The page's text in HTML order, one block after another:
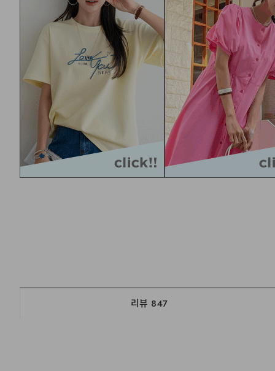
리뷰 847